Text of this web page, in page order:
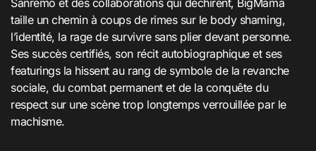
taille un chemin à coups de rimes sur le body shaming,
l’identité, la rage de survivre sans plier devant personne.
Ses succès certifiés, son récit autobiographique et ses
featurings la hissent au rang de symbole de la revanche
sociale, du combat permanent et de la conquête du
respect sur une scène trop longtemps verrouillée par le
machisme.